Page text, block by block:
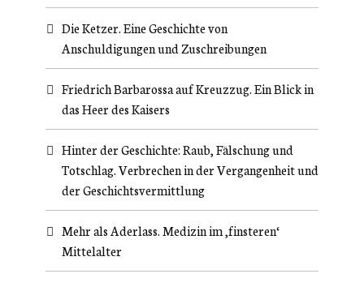
Die Ketzer. Eine Geschichte von
Anschuldigungen und Zuschreibungen
Friedrich Barbarossa auf Kreuzzug. Ein Blick in
das Heer des Kaisers
Hinter der Geschichte: Raub, Fälschung und
Totschlag. Verbrechen in der Vergangenheit und
der Geschichtsvermittlung
Mehr als Aderlass. Medizin im ‚finsteren‘
Mittelalter